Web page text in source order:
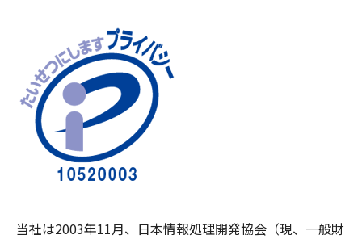
当社は2003年11月、日本情報処理開発協会（現、一般財